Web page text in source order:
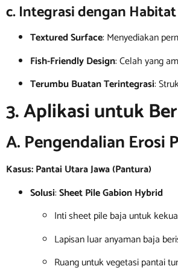
c. Integrasi dengan
Textured Surface: Menyediakan
Fish-Friendly Design: Celah yang
Terumbu Buatan Terintegrasi:
3. Aplikasi untuk
A. Pengendalian Erosi
Kasus: Pantai Utara Jawa (Pantura)
Solusi:Sheet Pile Gabion Hybrid
Inti sheet pile baja untuk
Lapisan luar anyaman baja
Ruang untuk vegetasi pantai